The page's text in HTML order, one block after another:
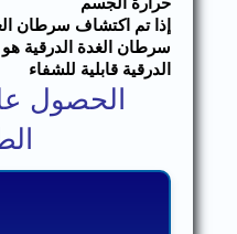
إذا تم اكتشاف سرطان
سرطان الغدة الدرقية
الدرقية قابلية للشفاء
الحصول